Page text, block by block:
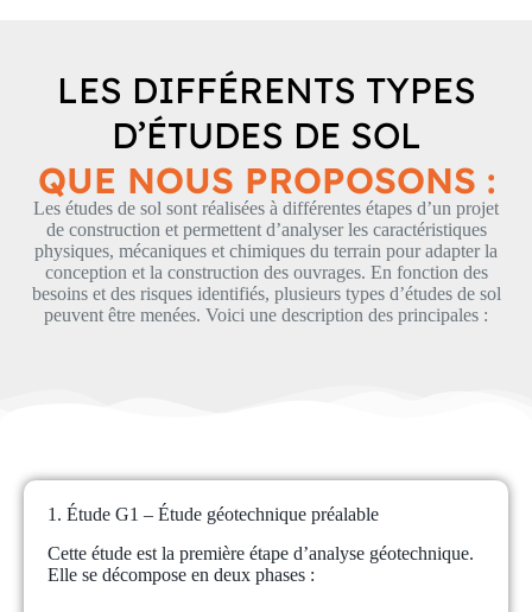
LES DIFFÉRENTS TYPES
D’ÉTUDES DE SOL
QUE NOUS PROPOSONS :
Les études de sol sont réalisées à différentes étapes d’un projet
de construction et permettent d’analyser les caractéristiques
physiques, mécaniques et chimiques du terrain pour adapter la
conception et la construction des ouvrages. En fonction des
besoins et des risques identifiés, plusieurs types d’études de sol
peuvent être menées. Voici une description des principales :
1. Étude G1 – Étude géotechnique préalable
Cette étude est la première étape d’analyse géotechnique.
Elle se décompose en deux phases :